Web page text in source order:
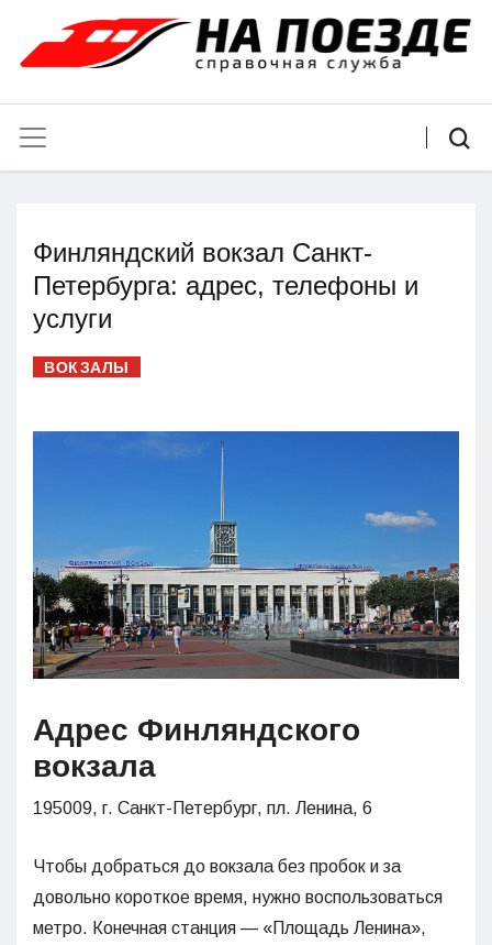
Финляндский вокзал Санкт-
Петербурга: адрес, телефоны и
услуги
ВОКЗАЛЫ
Адрес Финляндского
вокзала
195009, г. Санкт-Петербург, пл. Ленина, 6
Чтобы добраться до вокзала без пробок и за
довольно короткое время, нужно воспользоваться
метро. Конечная станция — «Площадь Ленина»,